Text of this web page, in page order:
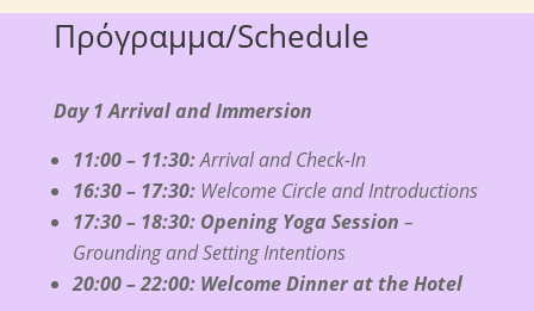
Πρόγραμμα/Schedule
Day 1 Arrival and Immersion
11:00 – 11:30:Arrival and Check-In
16:30 – 17:30:Welcome Circle and Introductions
17:30 – 18:30: Opening Yoga Session –
Grounding and Setting Intentions
20:00 – 22:00: Welcome Dinner at the Hotel